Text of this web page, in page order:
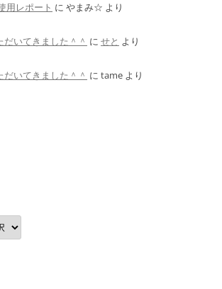
用レポート に やまみ☆ より
いてきました＾＾ に せと より
いてきました＾＾ に tame より